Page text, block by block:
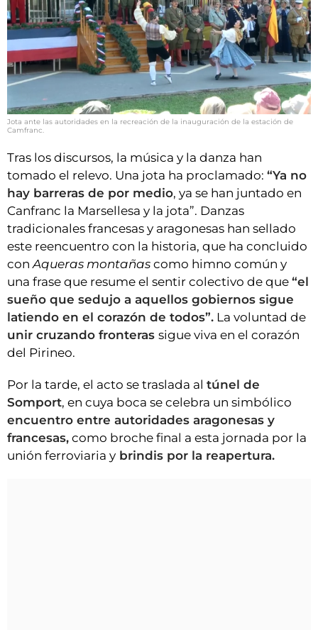
Jota ante las autoridades en la recreación de la inauguración de la estación de
Camfranc.
Tras los discursos, la música y la danza han
tomado el relevo. Una jota ha proclamado: “Ya no
hay barreras de por medio, ya se han juntado en
Canfranc la Marsellesa y la jota”. Danzas
tradicionales francesas y aragonesas han sellado
este reencuentro con la historia, que ha concluido
conAqueras montañas como himno común y
una frase que resume el sentir colectivo de que “el
sueño que sedujo a aquellos gobiernos sigue
latiendo en el corazón de todos”. La voluntad de
unir cruzando fronteras sigue viva en el corazón
del Pirineo.
Por la tarde, el acto se traslada al túnel de
Somport, en cuya boca se celebra un simbólico
encuentro entre autoridades aragonesas y
francesas, como broche final a esta jornada por la
unión ferroviaria y brindis por la reapertura.